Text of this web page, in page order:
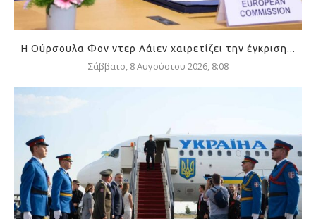
Η Ούρσουλα Φον ντερ Λάιεν χαιρετίζει την έγκριση...
Σάββατο, 8 Αυγούστου 2026, 8:08